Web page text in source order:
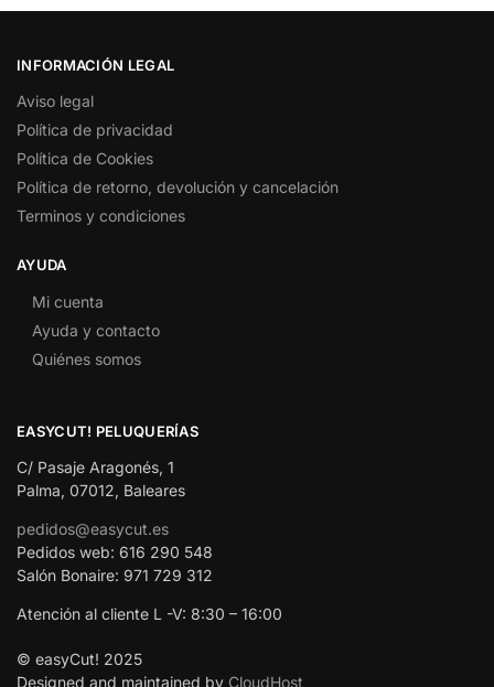
INFORMACIÓN LEGAL
Aviso legal
Política de privacidad
Política de Cookies
Política de retorno, devolución y cancelación
Terminos y condiciones
AYUDA
Mi cuenta
Ayuda y contacto
Quiénes somos
EASYCUT! PELUQUERÍAS
C/ Pasaje Aragonés, 1
Palma, 07012, Baleares
pedidos@easycut.es
Pedidos web: 616 290 548
Salón Bonaire: 971 729 312
Atención al cliente L -V: 8:30 – 16:00
© easyCut! 2025
Designed and maintained by CloudHost